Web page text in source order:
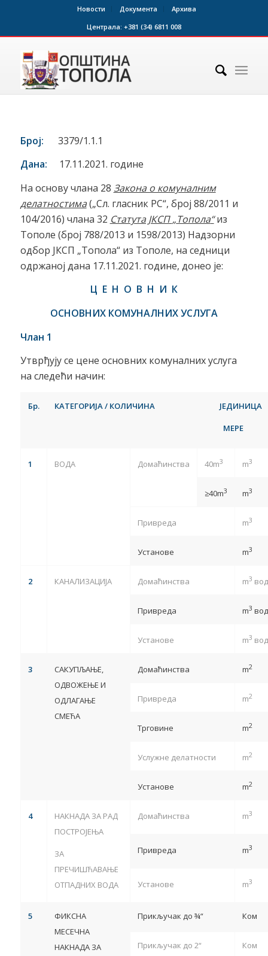
Новости Документа
Архива
Централа: +381 (34) 6811 008
Број: 3379/1.1.1
Дана:
17.11.2021. године
На основу члана 28 Закона о комуналним
делатностима(„Сл. гласник РС“, број 88/2011 и
104/2016) члана 32 Статута ЈКСП„Топола“из
Тополе (број 788/2013 и 1598/2013) Надзорни
одбор ЈКСП „Топола“ из Тополе, на седници
одржаној дана 17.11.2021. године, донео је:
Ц Е Н О В Н И К
ОСНОВНИХ КОМУНАЛНИХ УСЛУГА
Члан 1
Утврђују се цене основних комуналних услуга
на следећи начин:
Бр. КАТЕГОРИЈА / КОЛИЧИНА ЈЕДИНИЦА
МЕРЕ
1 ВОДА Домаћинства 40m3 m3
≥40m3 m3
Привреда m3
Установе m3
2 КАНАЛИЗАЦИЈА Домаћинства m3
Привреда m3
Установе m3
3
САКУПЉАЊЕ,
ОДВОЖЕЊЕ И
ОДЛАГАЊЕ
СМЕЋА
Домаћинства m2
Привреда m2
Трговине m2
Услужне делатности m2
Установе m2
4
НАКНАДА ЗА РАД
ПОСТРОЈЕЊА
ЗА
ПРЕЧИШЋАВАЊЕ
ОТПАДНИХ ВОДА
Домаћинства m3
Привреда m3
Установе m3
5
ФИКСНА
МЕСЕЧНА
НАКНАДА ЗА
Прикључак до ¾“ Ком
Прикључак до 2“ Ком